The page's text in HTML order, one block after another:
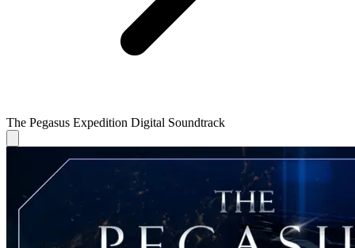
The Pegasus Expedition Digital Soundtrack